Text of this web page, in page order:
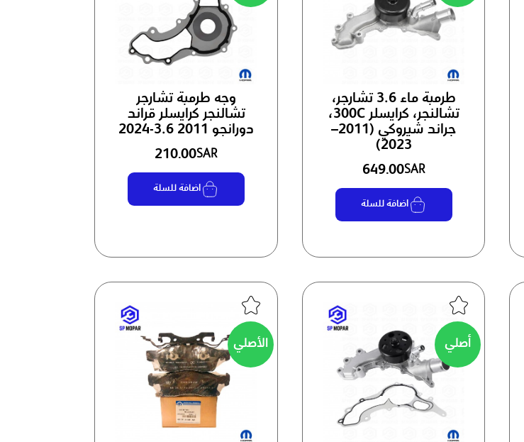
طرمبة ماء 3.6 تشارجر،تشالنجر، كرايسلر 300C،جراند شيروكي (2011– 2023)
649.00SAR
اضافة للسلة
وجه طرمبة تشارجر
تشالنجر كرايسلر قراند
دورانجو 3.6 2011-2024
210.00SAR
اضافة للسلة
أصلي الأصلي